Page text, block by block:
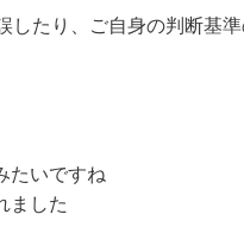
したり、ご自身の判断基
たいですね
ました